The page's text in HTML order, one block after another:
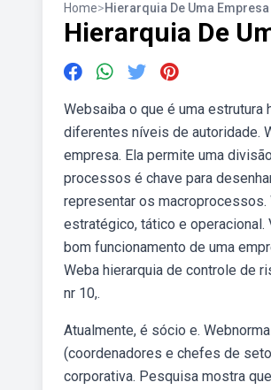
Home>Hierarquia De Uma Empresa
Hierarquia De
Websaiba o que é uma
diferentes níveis de autoridade.
empresa. Ela permite uma
processos é chave para
representar os
estratégico, tático e operacional.
bom funcionamento de uma
Weba hierarquia de controle de
nr 10,.
Atualmente, é sócio e.
(coordenadores e chefes de
corporativa. Pesquisa mostra